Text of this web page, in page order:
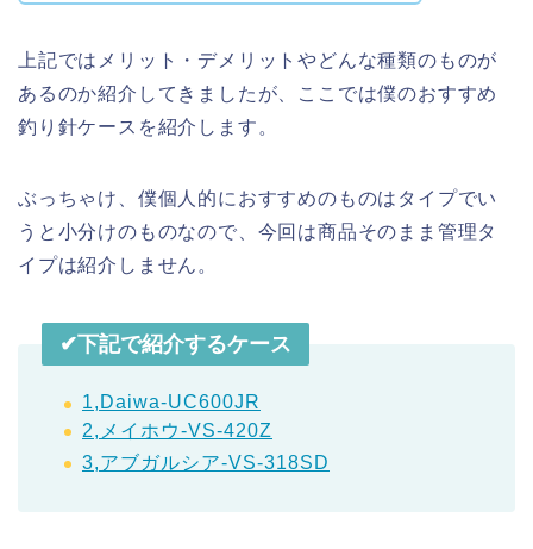
上記ではメリット・デメリットやどんな種類のものが
あるのか紹介してきましたが、ここでは僕のおすすめ
釣り針ケースを紹介します。
ぶっちゃけ、僕個人的におすすめのものはタイプでい
うと小分けのものなので、今回は商品そのまま管理タ
イプは紹介しません。
✔︎下記で紹介するケース
1,Daiwa-UC600JR
2,メイホウ-VS-420Z
3,アブガルシア-VS-318SD